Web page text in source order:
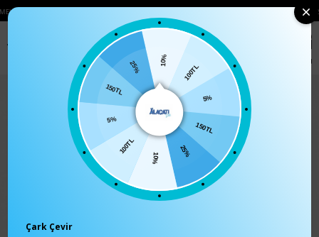
750₺ ÜZERI KARGO ÜCRETSIZ • 🛍️ YENI SEZON ÜRÜNLERINDE 2 ÜRÜN VE
TÜM ÜRÜNLER 10% 100TL
5%
150TL
25%
10%
100TL
5%
25%
Çark Çevir